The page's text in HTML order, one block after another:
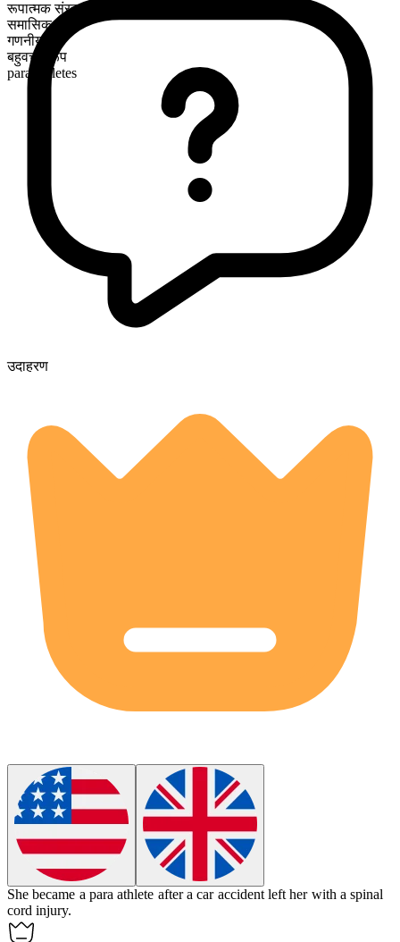
रूपात्मक संरचना
समासिक
गणनीय
बहुवचन रूप
para athletes
उदाहरण
She became a para athlete after a car accident left her with a spinal
cord injury.